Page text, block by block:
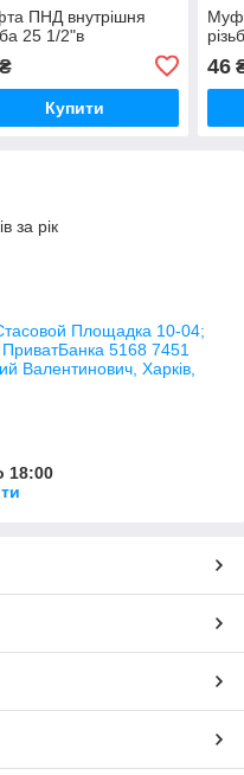
ПНД внутрішня
25 1/2"в
Купити
46
за рік
Площадка 10-04;
5168 7451
Валентинович, Харків,
18:00